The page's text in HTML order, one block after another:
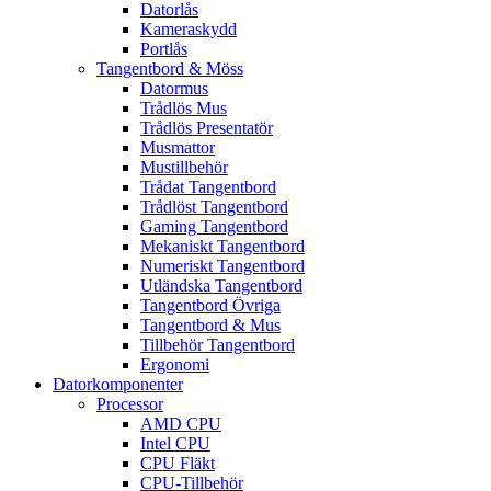
Datorlås
Kameraskydd
Portlås
Tangentbord & Möss
Datormus
Trådlös Mus
Trådlös Presentatör
Musmattor
Mustillbehör
Trådat Tangentbord
Trådlöst Tangentbord
Gaming Tangentbord
Mekaniskt Tangentbord
Numeriskt Tangentbord
Utländska Tangentbord
Tangentbord Övriga
Tangentbord & Mus
Tillbehör Tangentbord
Ergonomi
Datorkomponenter
Processor
AMD CPU
Intel CPU
CPU Fläkt
CPU-Tillbehör